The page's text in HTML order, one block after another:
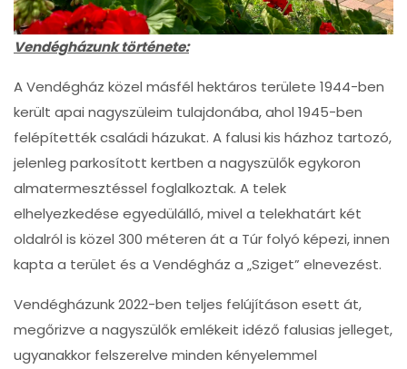
Vendégházunk története:
A Vendégház közel másfél hektáros területe 1944-ben
került apai nagyszüleim tulajdonába, ahol 1945-ben
felépítették családi házukat. A falusi kis házhoz tartozó,
jelenleg parkosított kertben a nagyszülők egykoron
almatermesztéssel foglalkoztak. A telek
elhelyezkedése egyedülálló, mivel a telekhatárt két
oldalról is közel 300 méteren át a Túr folyó képezi, innen
kapta a terület és a Vendégház a „Sziget” elnevezést.
Vendégházunk 2022-ben teljes felújításon esett át,
megőrizve a nagyszülők emlékeit idéző falusias jelleget,
ugyanakkor felszerelve minden kényelemmel